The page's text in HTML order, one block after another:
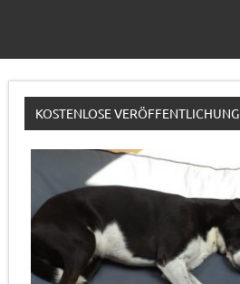
KOSTENLOSE VERÖFFENTLICHUNG